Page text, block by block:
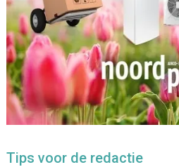
Tips voor de redactie